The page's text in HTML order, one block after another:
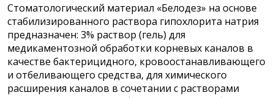
Стоматологический материал «Белодез» на основе
стабилизированного раствора гипохлорита натрия
предназначен: 3% раствор (гель) для
медикаментозной обработки корневых каналов в
качестве бактерицидного, кровоостанавливающего
и отбеливающего средства, для химического
расширения каналов в сочетании с растворами